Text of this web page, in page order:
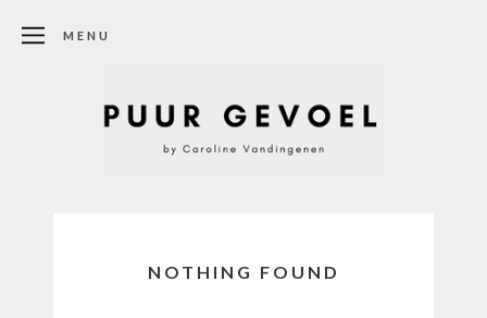
MENU
NOTHING FOUND